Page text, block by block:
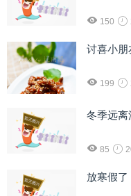
150
讨喜小朋
199
冬季远离
85
放寒假了